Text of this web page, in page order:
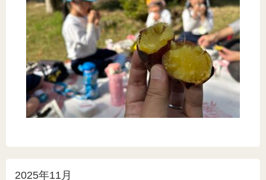
投
2025年11月